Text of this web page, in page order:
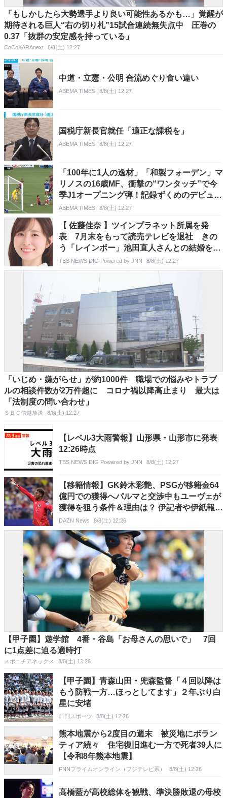
「もしかしたら大勢選手より良い可能性あるかも…」覚醒が
期待される巨人“右の切り札”15試合連続無失点中 圧巻の
0.37「抜群の安定感を持っている」
CoCoKARAnext 8/8(土) 12:27
中道・立憲・公明 合流めぐり食い違い
ABEMA TIMES 8/8(土) 12:27
国税庁新長官就任「適正な課税を」
ABEMA TIMES 8/8(土) 12:27
「100年に1人の逸材」「和製フォーデン」マ
リノスの16歳MF、衝撃の“ワンタッチ”で今
季J1オープニング弾！記録ずくめのデビュー
戦初ゴールに「歴史を作りよった」
ABEMA TIMES 8/8(土) 12:27
【 佐藤佳奈 】ツインプラネット所属を発
表 7月末をもって読売テレビを退社 きの
う「レインボー」池田直人さんとの結婚を発
表
TBS NEWS DIG Powered by JNN 8/8(土) 12:27
「いじめ・嫌がらせ」が約1000件 職場での悩みやトラブ
ルの相談件数が2万件超に コロナ禍以降高止まり 最大は
「法制度の問い合わせ」
ＳＢＣ信越放送 8/8(土) 12:27
【レベル3大雨警報】山形県・山形市に発表
12:26時点
TBS NEWS DIG Powered by JNN 8/8(土) 12:27
【移籍情報】GK鈴木彩艶、PSGが移籍金64
億円での獲得へパルマと交渉中もユーヴェが
獲得を狙う条件＆理由は？ 伊記者や伊紙報道
｜ セリエA
DAZN News 8/8(土) 12:26
【甲子園】遊学館 4番・谷島「お母さんの思いで」 7回
に1点差に迫る適時打
スポニチアネックス 8/8(土) 12:26
【甲子園】青森山田・兜森監督「４回以降は
もう防戦一方…ほっとしてます」２年ぶり白
星に安堵
日刊スポーツ 8/8(土) 12:26
熊本地震から2度目の週末 被災地にボラン
ティア続々 住宅復旧進む一方で死者39人に
【令和8年熊本地震】
FNNプライムオンライン（フジテレビ系） 8/8(土) 12:26
高橋藍が高校総体を観戦、準決勝敗退の母校